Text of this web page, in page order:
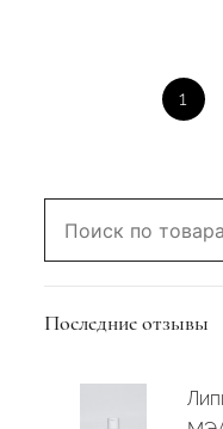
1
Последние отзывы